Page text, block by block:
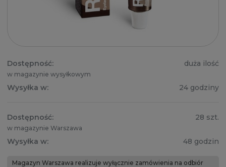
Dostępność: duża ilość
w magazynie wysyłkowym
Wysyłka w: 24 godziny
Dostępność: 28 szt.
w magazynie Warszawa
Wysyłka w: 48 godzin
Magazyn Warszawa realizuje wyłącznie zamówienia na odbiór